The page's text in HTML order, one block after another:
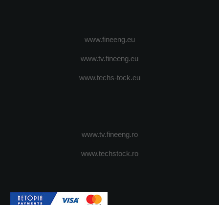
www.fineeng.eu
www.tv.fineeng.eu
www.techs-tock.eu
www.tv.fineeng.ro
www.techstock.ro